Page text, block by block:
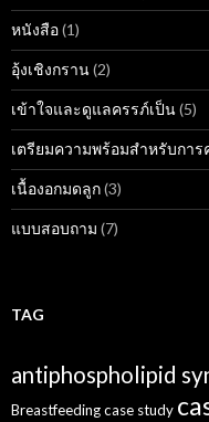
หนังสือ(1)
อุ้งเชิงกราน(2)
เข้าใจและดูแลครรภ์เป็น(5)
เตรียมความพร้อมสำหรับการ
เนื้องอกมดลูก(3)
แบบสอบถาม (7)
TAG
antiphospholipid
Breastfeeding case study